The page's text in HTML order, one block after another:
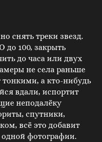
снять треки звезд.
до 100, закрыть
до часа или двух
не села раньше
а кто-нибудь
вдали, испортит
неподалёку
спутники,
всё это добавит
одной фотографии.